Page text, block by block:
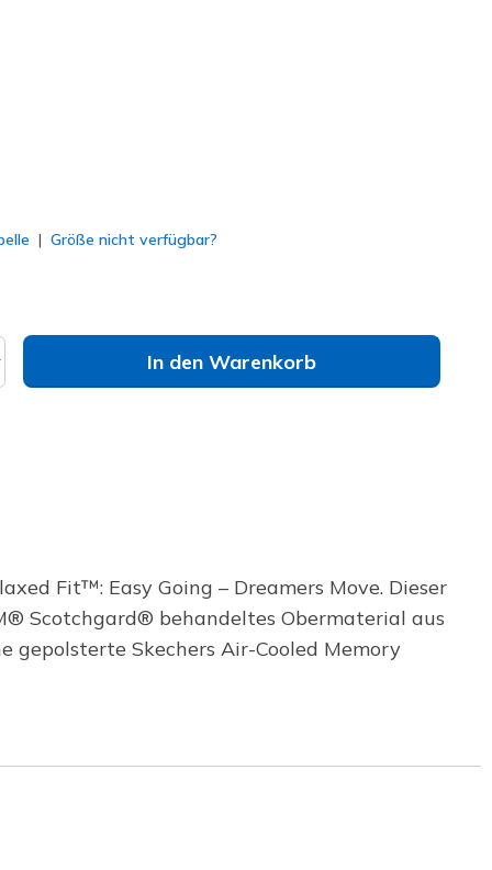
Größe nicht verfügbar?
In den Warenkorb
Fit™: Easy Going – Dreamers Move. Dieser
Scotchgard® behandeltes Obermaterial aus
gepolsterte Skechers Air-Cooled Memory